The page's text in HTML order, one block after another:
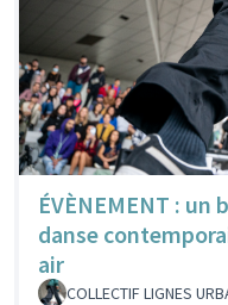
ÉVÈNEMENT : un
danse
air
COLLECTIF LIGNES